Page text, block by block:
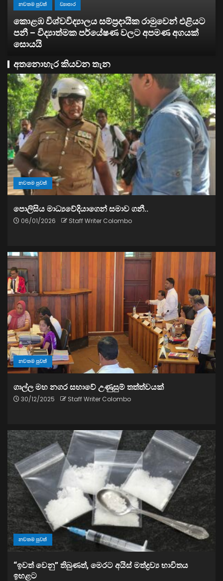
ව්‍යාපාර
සතොසෙන් සුපර් වැඩක් ..
අතනොහැර කියවන තැන
නවතම පුවත්
පොලිසිය මාධ්‍යවේදියාගෙන් සමාව ගනී..
06/01/2026 Staff Writer Colombo
නවතම පුවත්
ගාල්ල මහ නගර සභාවේ උණුසුම් තත්ත්වයක්
30/12/2025 Staff Writer Colombo
නවතම පුවත්
“ඉවත් වෙනු” තිබුණත්, මෙරට අයිස් මත්ද්‍රව්‍ය භාවිතය
ඉහළට